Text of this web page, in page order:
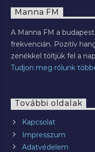
Manna FM
A Manna FM a
frekvencián. Pozitív
zenékkel töltjük fel a
Tudjon meg rólunk
További oldalak
Kapcsolat
Impresszum
Adatvédelem